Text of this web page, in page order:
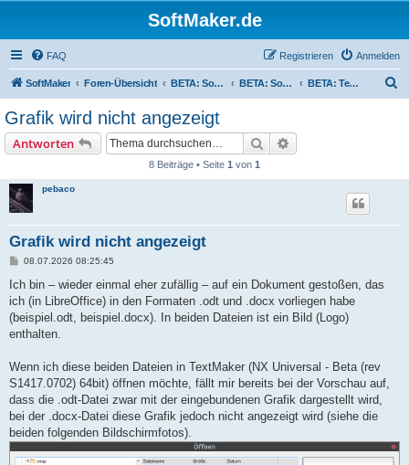
SoftMaker.de
FAQ Anmelden
Registrieren
SoftMaker Foren-Übersicht BETA: SoftMaker Office NX und 2026 BETA: SoftMaker Office NX und 2026 für Linux BETA: TextMaker NX und 2026 für Linux
Grafik wird nicht angezeigt
Antworten Suche
8 Beiträge • Seite 1 von 1
pebaco
Grafik wird nicht angezeigt
B
i
r
a
08.07.2026 08:25:45
Ich bin – wieder einmal eher zufällig – auf ein Dokument gestoßen, das
ich (in LibreOffice) in den Formaten .odt und .docx vorliegen habe
(beispiel.odt, beispiel.docx). In beiden Dateien ist ein Bild (Logo)
enthalten.
Wenn ich diese beiden Dateien in TextMaker (NX Universal - Beta (rev
S1417.0702) 64bit) öffnen möchte, fällt mir bereits bei der Vorschau auf,
dass die .odt-Datei zwar mit der eingebundenen Grafik dargestellt wird,
bei der .docx-Datei diese Grafik jedoch nicht angezeigt wird (siehe die
beiden folgenden Bildschirmfotos).